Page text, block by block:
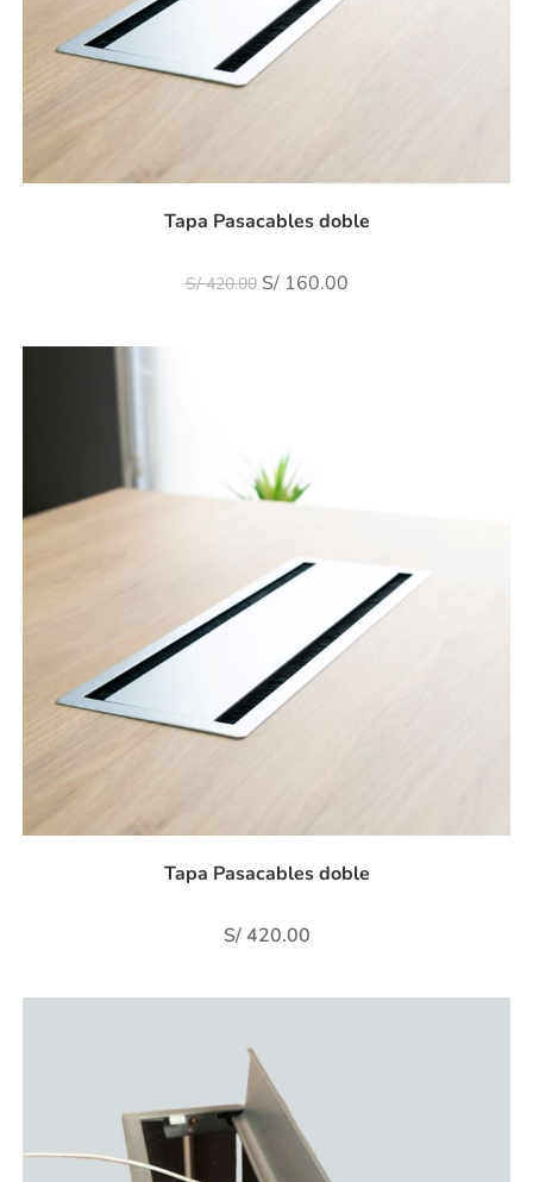
Tapa Pasacables doble
S/420.00 S/160.00
Tapa Pasacables doble
S/420.00